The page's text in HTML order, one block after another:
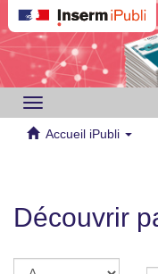
Toggle
navigation
Accueil iPubli
Découvrir